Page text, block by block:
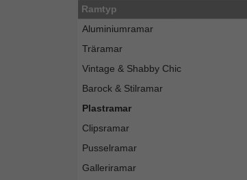
Ramtyp
Aluminiumramar
Träramar
Vintage & Shabby Chic
Barock & Stilramar
Plastramar
Clipsramar
Pusselramar
Galleriramar